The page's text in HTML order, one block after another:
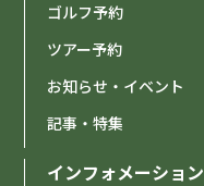
ゴルフ予約
ツアー予約
お知らせ・イベント
記事・特集
インフォメーション